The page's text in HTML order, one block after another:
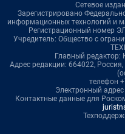
Сетевое
Зарегистрировано
информационных технологий и
Регистрационный номер
Учредитель: Общество с
Главный редактор:
Адрес редакции: 664022, Россия,
телефон
Электронный адрес
Контактные данные для